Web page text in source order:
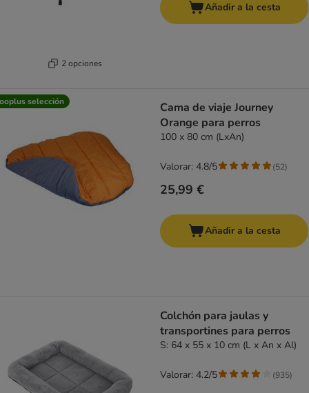
2 opciones
Añadir a la cesta
selección
Cama de viaje Journey
Orange para perros
100 x 80 cm (LxAn)
25,99 €
Valorar: 4.8/5 (52)
Añadir a la cesta
Colchón para jaulas y
transportines para perros
S: 64 x 55 x 10 cm (L x An x Al)
Valorar: 4.2/5 (935)